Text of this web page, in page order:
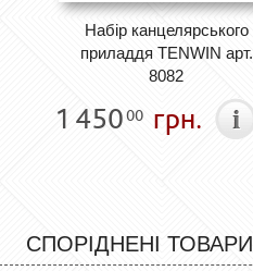
Набір канцелярського
приладдя TENWIN арт.
8082
1 45000 грн.
СПОРІДНЕНІ ТОВАРИ